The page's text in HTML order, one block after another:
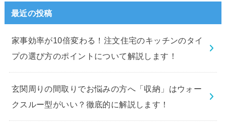
最近の投稿
家事効率が10倍変わる！注文住宅のキッチンのタイ
プの選び方のポイントについて解説します！
玄関周りの間取りでお悩みの方へ「収納」はウォー
クスルー型がいい？徹底的に解説します！